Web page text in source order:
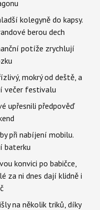
kolegyně do kapsy.
berou dech
potíže zrychlují
mokrý od deště, a
večer festivalu
upřesnili předpověď
při nabíjení mobilu.
baterku
konvici po babičce,
za ni dnes dají klidně i
na několik triků, díky